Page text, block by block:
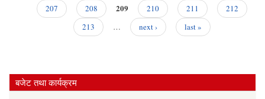
207
208 209 210 211
212
213
… next › last »
बजेट तथा कार्यक्रम